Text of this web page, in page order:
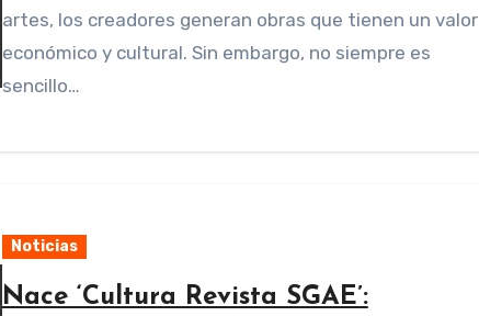
artes, los creadores generan obras que tienen un valor
económico y cultural. Sin embargo, no siempre es
sencillo…
Noticias
Nace ‘Cultura Revista SGAE’: